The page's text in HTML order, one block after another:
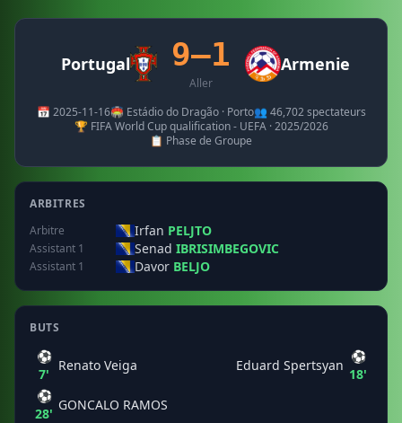
Portugal 9–1
Aller
Armenie
📅 2025-11-16🏟️ Estádio do Dragão · Porto👥 46,702 spectateurs
🏆 FIFA World Cup qualification - UEFA · 2025/2026
📋 Phase de Groupe
ARBITRES
Arbitre
Irfan PELJTO
Assistant 1 Senad IBRISIMBEGOVIC
Assistant 1 Davor BELJO
BUTS
⚽
7'
Renato Veiga
⚽
28'
GONCALO RAMOS
Eduard Spertsyan
⚽
18'